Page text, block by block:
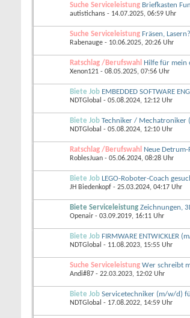
Suche Serviceleistung Briefkasten
autistichans - 14.07.2025, 06:59 Uhr
Suche Serviceleistung Fräsen, Lasern?
Rabenauge - 10.06.2025, 20:26 Uhr
Ratschlag /Berufswahl Hilfe für mein
Xenon121 - 08.05.2025, 07:56 Uhr
Biete Job EMBEDDED SOFTWARE
NDTGlobal - 05.08.2024, 12:12 Uhr
Biete Job Techniker / Mechatroniker
NDTGlobal - 05.08.2024, 12:10 Uhr
Ratschlag /Berufswahl Neue
RoblesJuan - 05.06.2024, 08:28 Uhr
Biete Job LEGO-Roboter-Coach
JH Biedenkopf - 25.03.2024, 04:17 Uhr
Biete Serviceleistung Zeichnungen,
Openair - 03.09.2019, 16:11 Uhr
Biete Job FIRMWARE ENTWICKLER
NDTGlobal - 11.08.2023, 15:55 Uhr
Suche Serviceleistung Wer schreibt
Andi#87 - 22.03.2023, 12:02 Uhr
Biete Job Servicetechniker (m/w/d)
NDTGlobal - 17.08.2022, 14:59 Uhr